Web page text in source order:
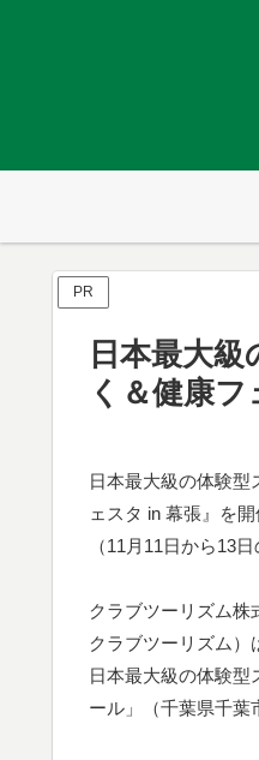
PR
日本最大
く＆健康
日本最大級の体験型
ェスタ in 幕張』を開
（11月11日から13日
クラブツーリズム
クラブツーリズム）
日本最大級の体験型
ール」（千葉県千葉